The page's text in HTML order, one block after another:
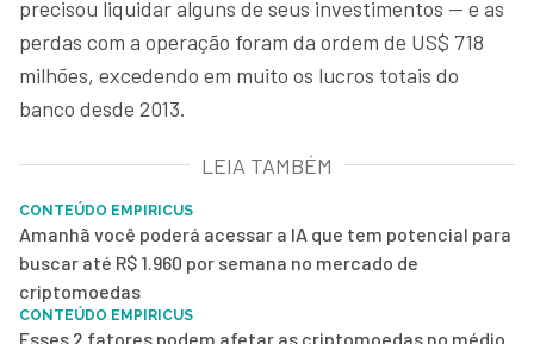
precisou liquidar alguns de seus investimentos — e as
perdas com a operação foram da ordem de US$ 718
milhões, excedendo em muito os lucros totais do
banco desde 2013.
LEIA TAMBÉM
CONTEÚDO EMPIRICUS
Amanhã você poderá acessar a IA que tem potencial para
buscar até R$ 1.960 por semana no mercado de
criptomoedas
CONTEÚDO EMPIRICUS
Esses 2 fatores podem afetar as criptomoedas no médio